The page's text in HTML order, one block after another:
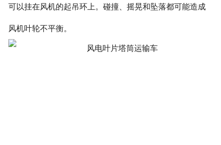
可以挂在风机的起吊环上。碰撞、摇晃和坠落都可能造成
风机叶轮不平衡。